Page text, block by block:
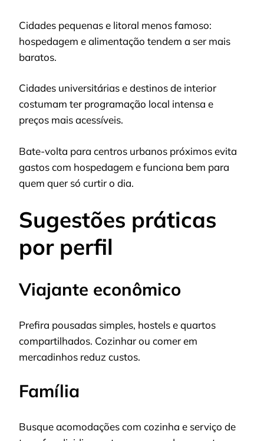
Cidades pequenas e litoral menos famoso:
hospedagem e alimentação tendem a ser mais
baratos.
Cidades universitárias e destinos de interior
costumam ter programação local intensa e
preços mais acessíveis.
Bate-volta para centros urbanos próximos evita
gastos com hospedagem e funciona bem para
quem quer só curtir o dia.
Sugestões práticas
por perfil
Viajante econômico
Prefira pousadas simples, hostels e quartos
compartilhados. Cozinhar ou comer em
mercadinhos reduz custos.
Família
Busque acomodações com cozinha e serviço de